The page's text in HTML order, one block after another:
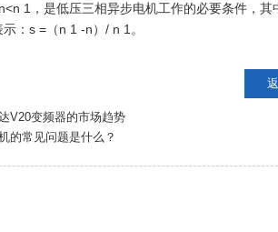
1，是低压三相异步电机工作的必要条件，
：s =（n 1 -n）/ n 1。
V20变频器的市场趋势
的常见问题是什么？